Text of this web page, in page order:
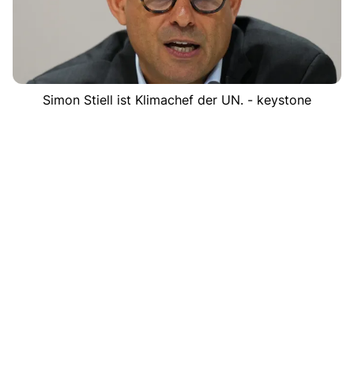
Simon Stiell ist Klimachef der UN. - keystone